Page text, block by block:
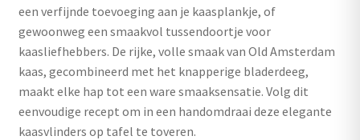
een verfijnde toevoeging aan je kaasplankje, of
gewoonweg een smaakvol tussendoortje voor
kaasliefhebbers. De rijke, volle smaak van Old Amsterdam
kaas, gecombineerd met het knapperige bladerdeeg,
maakt elke hap tot een ware smaaksensatie. Volg dit
eenvoudige recept om in een handomdraai deze elegante
kaasvlinders op tafel te toveren.